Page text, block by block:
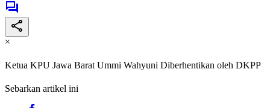
×
Ketua KPU Jawa Barat Ummi Wahyuni Diberhentikan oleh DKPP
Sebarkan artikel ini